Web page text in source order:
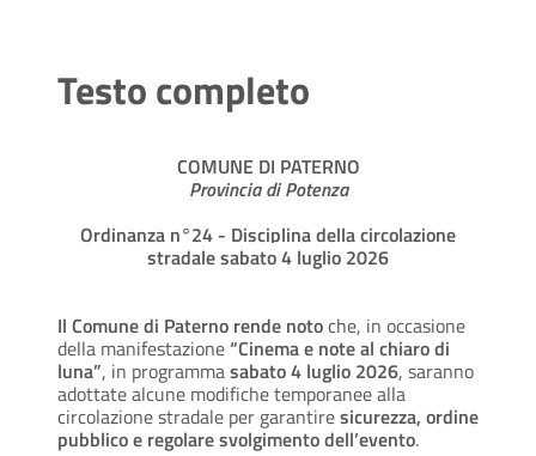
Testo completo
COMUNE DI PATERNO
Provincia di Potenza
Ordinanza n°24 - Disciplina della circolazione
stradale sabato 4 luglio 2026
Il Comune di Paterno rende notoche, in occasione
della manifestazione“Cinema e note al chiaro di
luna”, in programmasabato 4 luglio 2026, saranno
adottate alcune modifiche temporanee alla
circolazione stradale per garantiresicurezza, ordine
pubblico e regolare svolgimento dell’evento.